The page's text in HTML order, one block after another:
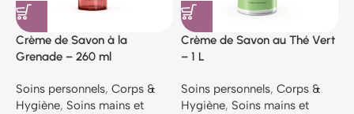
Crème de Savon à la
Grenade – 260 ml
Soins personnels, Corps &
Hygiène, Soins mains et
Crème de Savon au Thé Vert
– 1 L
Soins personnels, Corps &
Hygiène, Soins mains et